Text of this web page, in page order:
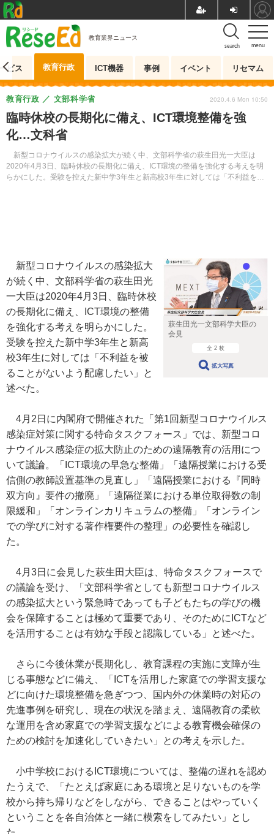
menu
search
教育業界ニュース
ビス 教育行政 ICT機器 事例 イベント リセマム
臨時休校の長期化に備え、ICT環境整備を強
化…文科省
新型コロナウイルスの感染拡大が続く中、文部科学省の萩生田光一大臣は
2020年4月3日、臨時休校の長期化に備え、ICT環境の整備を強化する考えを明
らかにした。受験を控えた新中学3年生と新高校3年生に対しては「不利益を被
教育行政 文部科学省 2020.4.6 Mon 10:50
萩生田光一文部科学大臣の
会見
全 2 枚
拡大写真
新型コロナウイルスの感染拡大
が続く中、文部科学省の萩生田光
一大臣は2020年4月3日、臨時休校
の長期化に備え、ICT環境の整備
を強化する考えを明らかにした。
受験を控えた新中学3年生と新高
校3年生に対しては「不利益を被
ることがないよう配慮したい」と
述べた。
4月2日に内閣府で開催された「第1回新型コロナウイルス
感染症対策に関する特命タスクフォース」では、新型コロ
ナウイルス感染症の拡大防止のための遠隔教育の活用につ
いて議論。「ICT環境の早急な整備」「遠隔授業における受
信側の教師設置基準の見直し」「遠隔授業における『同時
双方向』要件の撤廃」「遠隔従業における単位取得数の制
限緩和」「オンラインカリキュラムの整備」「オンライン
での学びに対する著作権要件の整理」の必要性を確認し
た。
4月3日に会見した萩生田大臣は、特命タスクフォースで
の議論を受け、「文部科学省としても新型コロナウイルス
の感染拡大という緊急時であっても子どもたちの学びの機
会を保障することは極めて重要であり、そのためにICTなど
を活用することは有効な手段と認識している」と述べた。
さらに今後休業が長期化し、教育課程の実施に支障が生
じる事態などに備え、「ICTを活用した家庭での学習支援な
どに向けた環境整備を急ぎつつ、国内外の休業時の対応の
先進事例を研究し、現在の状況を踏まえ、遠隔教育の柔軟
な運用を含め家庭での学習支援などによる教育機会確保の
ための検討を加速化していきたい」との考えを示した。
小中学校におけるICT環境については、整備の遅れを認め
たうえで、「たとえば家庭にある環境と足りないものを学
校から持ち帰りなどをしながら、できることはやっていく
ということを各自治体と一緒に模索をしてみたい」とし